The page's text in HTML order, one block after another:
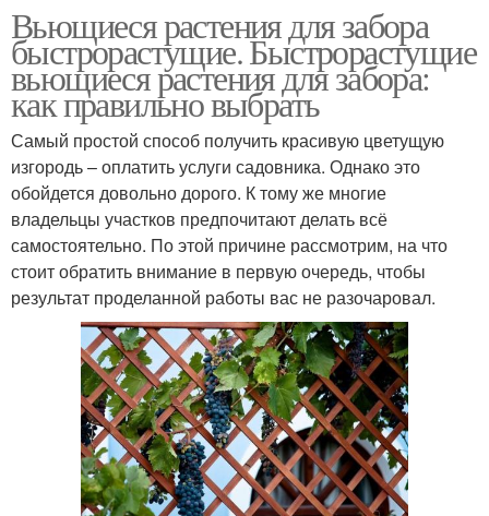
Вьющиеся растения для забора
быстрорастущие. Быстрорастущие
вьющиеся растения для забора:
как правильно выбрать
Самый простой способ получить красивую цветущую
изгородь – оплатить услуги садовника. Однако это
обойдется довольно дорого. К тому же многие
владельцы участков предпочитают делать всё
самостоятельно. По этой причине рассмотрим, на что
стоит обратить внимание в первую очередь, чтобы
результат проделанной работы вас не разочаровал.